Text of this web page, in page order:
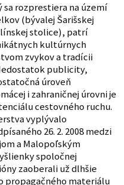
sa rozprestiera na území
(bývalej Šarišskej
stolice), patrí
kultúrnych
zvykov a tradícii
publicity,
úroveň
i zahraničnej úrovni je
cestovného ruchu.
vyplývalo
26. 2. 2008 medzi
a Malopoľským
spoločnej
zaoberali už dlhšie
propagačného materiálu